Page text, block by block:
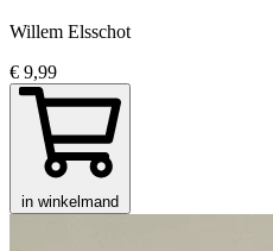
Willem Elsschot
€ 9,99
in winkelmand